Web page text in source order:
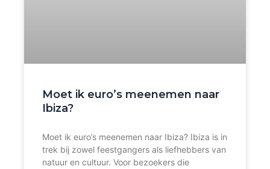
Moet ik euro’s meenemen naar
Ibiza?
Moet ik euro’s meenemen naar Ibiza? Ibiza is in
trek bij zowel feestgangers als liefhebbers van
natuur en cultuur. Voor bezoekers die